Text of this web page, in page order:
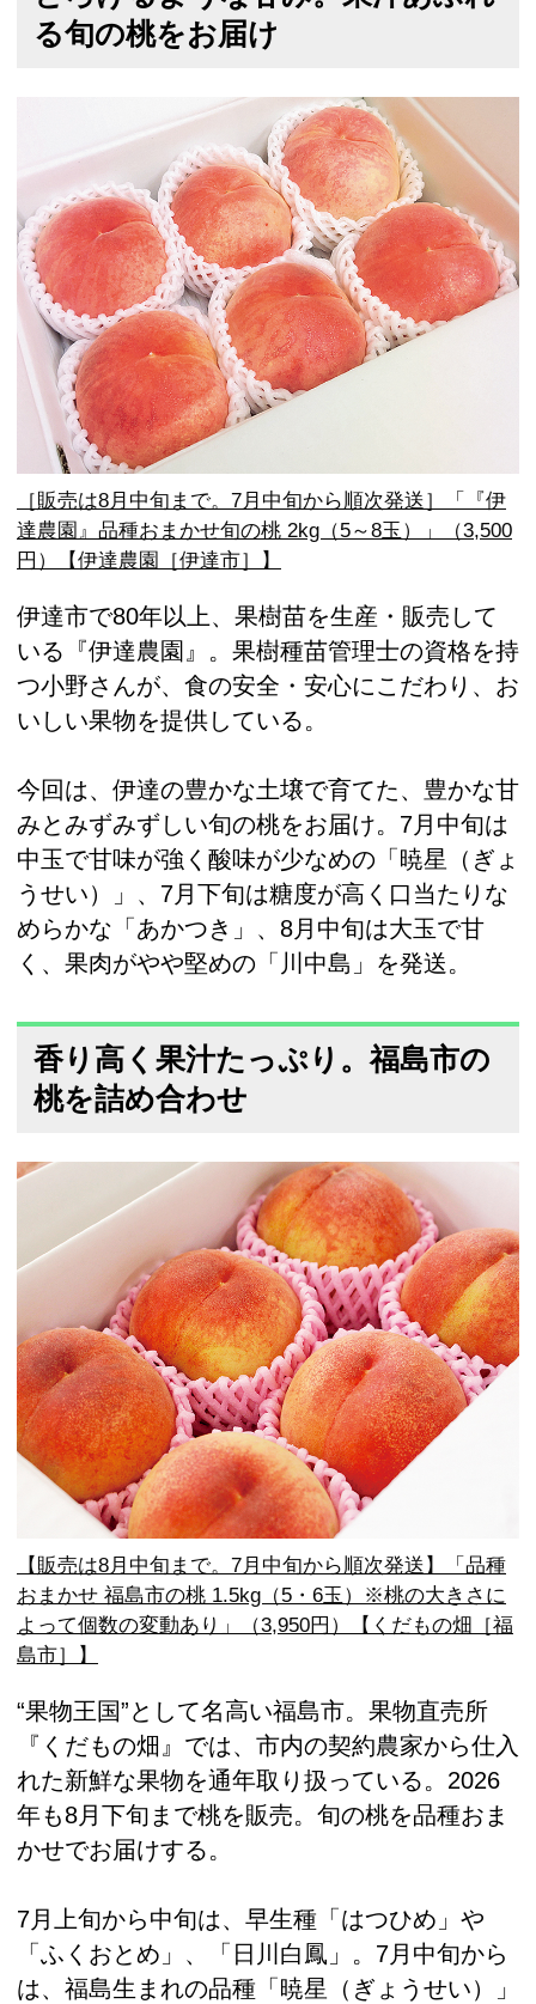
る旬の桃をお届け
［販売は8月中旬まで。7月中旬から順次発送］「『伊
達農園』品種おまかせ旬の桃 2kg（5～8玉）」（3,500
円）【伊達農園［伊達市］】
伊達市で80年以上、果樹苗を生産・販売して
いる『伊達農園』。果樹種苗管理士の資格を持
つ小野さんが、食の安全・安心にこだわり、お
いしい果物を提供している。
今回は、伊達の豊かな土壌で育てた、豊かな甘
みとみずみずしい旬の桃をお届け。7月中旬は
中玉で甘味が強く酸味が少なめの「暁星（ぎょ
うせい）」、7月下旬は糖度が高く口当たりな
めらかな「あかつき」、8月中旬は大玉で甘
く、果肉がやや堅めの「川中島」を発送。
香り高く果汁たっぷり。福島市の
桃を詰め合わせ
【販売は8月中旬まで。7月中旬から順次発送】「品種
おまかせ 福島市の桃 1.5kg（5・6玉）※桃の大きさに
よって個数の変動あり」（3,950円）【くだもの畑［福
島市］】
“果物王国”として名高い福島市。果物直売所
『くだもの畑』では、市内の契約農家から仕入
れた新鮮な果物を通年取り扱っている。2026
年も8月下旬まで桃を販売。旬の桃を品種おま
かせでお届けする。
7月上旬から中旬は、早生種「はつひめ」や
「ふくおとめ」、「日川白鳳」。7月中旬から
は、福島生まれの品種「暁星（ぎょうせい）」